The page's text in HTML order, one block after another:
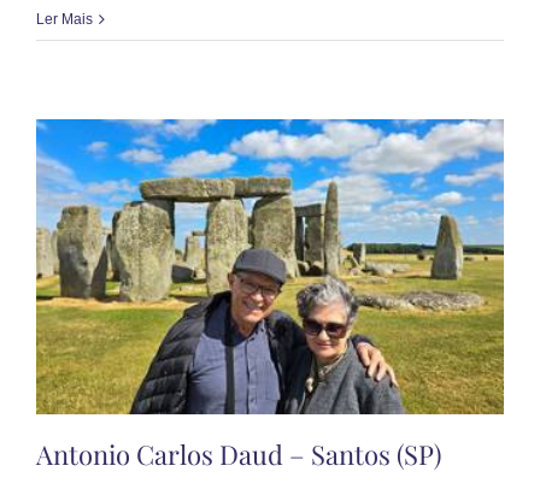
Manzoli
–
Santo
André
(SP)
Ler Mais
Antonio Carlos Daud – Santos (SP)